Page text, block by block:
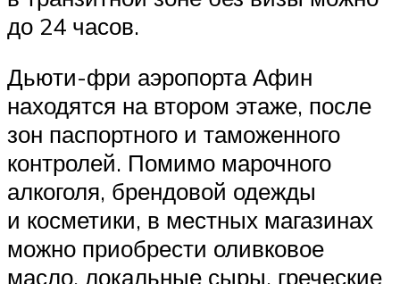
до 24 часов.
Дьюти-фри аэропорта Афин
находятся на втором этаже, после
зон паспортного и таможенного
контролей. Помимо марочного
алкоголя, брендовой одежды
и косметики, в местных магазинах
можно приобрести оливковое
масло, локальные сыры, греческие